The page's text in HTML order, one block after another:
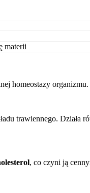
materii
homeostazy organizmu.
trawiennego. Działa
, co czyni ją